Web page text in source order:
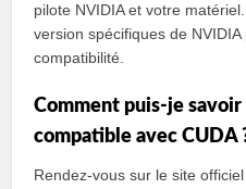
pilote NVIDIA et votre
version spécifiques de
compatibilité.
Comment puis-je savoir
compatible avec CUDA
Rendez-vous sur le site